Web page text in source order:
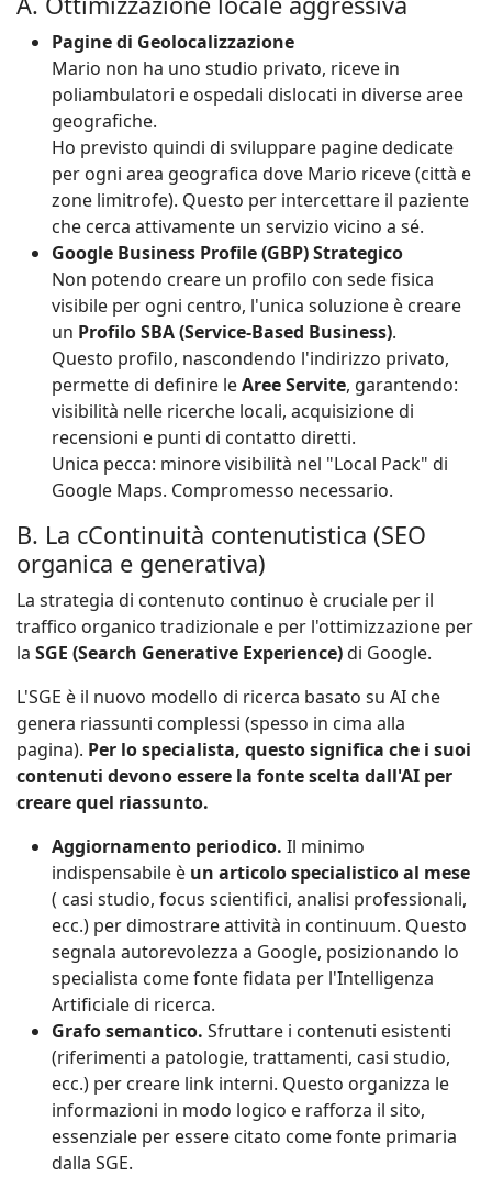
Pagine di Geolocalizzazione
Mario non ha uno studio privato, riceve in
poliambulatori e ospedali dislocati in diverse aree
geografiche.
Ho previsto quindi di sviluppare pagine dedicate
per ogni area geografica dove Mario riceve (città e
zone limitrofe). Questo per intercettare il paziente
che cerca attivamente un servizio vicino a sé.
Google Business Profile (GBP) Strategico
Non potendo creare un profilo con sede fisica
visibile per ogni centro, l'unica soluzione è creare
un Profilo SBA (Service-Based Business).
Questo profilo, nascondendo l'indirizzo privato,
permette di definire leAree Servite, garantendo:
visibilità nelle ricerche locali, acquisizione di
recensioni e punti di contatto diretti.
Unica pecca: minore visibilità nel "Local Pack" di
Google Maps. Compromesso necessario.
B. La cContinuità contenutistica (SEO
organica e generativa)
La strategia di contenuto continuo è cruciale per il
traffico organico tradizionale e per l'ottimizzazione per
la SGE (Search Generative Experience)di Google.
L'SGE è il nuovo modello di ricerca basato su AI che
genera riassunti complessi (spesso in cima alla
pagina). Per lo specialista, questo significa che i suoi
contenuti devono essere la fonte scelta dall'AI per
creare quel riassunto.
Aggiornamento periodico. Il minimo
indispensabile è un articolo specialistico al mese
( casi studio, focus scientifici, analisi professionali,
ecc.) per dimostrare attività in continuum. Questo
segnala autorevolezza a Google, posizionando lo
specialista come fonte fidata per l'Intelligenza
Artificiale di ricerca.
Grafo semantico. Sfruttare i contenuti esistenti
(riferimenti a patologie, trattamenti, casi studio,
ecc.) per creare link interni. Questo organizza le
informazioni in modo logico e rafforza il sito,
essenziale per essere citato come fonte primaria
dalla SGE.